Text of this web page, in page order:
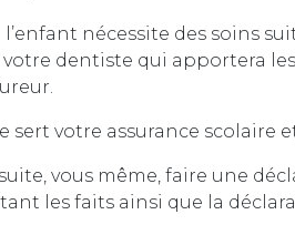
l’enfant nécessite des soins
dentiste qui apportera
sert votre assurance scolaire
vous même, faire une
les faits ainsi que la